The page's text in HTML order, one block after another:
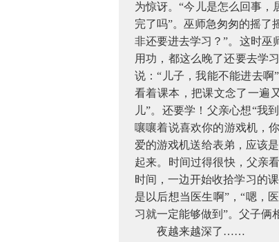
为惊讶。“今儿是怎么回事，
完了吗”。巫师急匆匆的摇了
非还要进去学习？”。这时巫
用功，都这么晚了还要去学
说：“儿子，我能不能进去
看着课本，把课文念了一遍
儿”。还要学！父亲心想“我
嚷嚷着说喜欢你的游戏机，
爱的游戏机送给表弟，应该
起来。时间过得很快，父亲
时间，一边开始收拾学习的
是以后想当医生啊”，“嗯，
习就一定能够做到”。父子俩
夜越来越深了……